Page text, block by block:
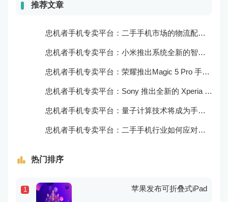
推荐文章
忠机者手机专卖平台：二手手机市场的物流配送和出售方式
忠机者手机专卖平台：小米推出系统全新的智能厨房
忠机者手机专卖平台：荣耀推出Magic 5 Pro 手机，搭载麒麟9000处理器和5000万像素主摄像头
忠机者手机专卖平台：Sony 推出全新的 Xperia 1 III 手机，展现出卓越的技术和品质
忠机者手机专卖平台：量子计算技术将成为手机行业的新的发展方向
忠机者手机专卖平台：二手手机行业如何应对生态系统的要求
热门排序
1 苹果发布可折叠式iPad